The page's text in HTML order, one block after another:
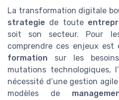
La transformation digitale
strategie de toute
soit son secteur. Pour
comprendre ces enjeux est
formation sur les
mutations technologiques,
nécessité d’une gestion
modèles de